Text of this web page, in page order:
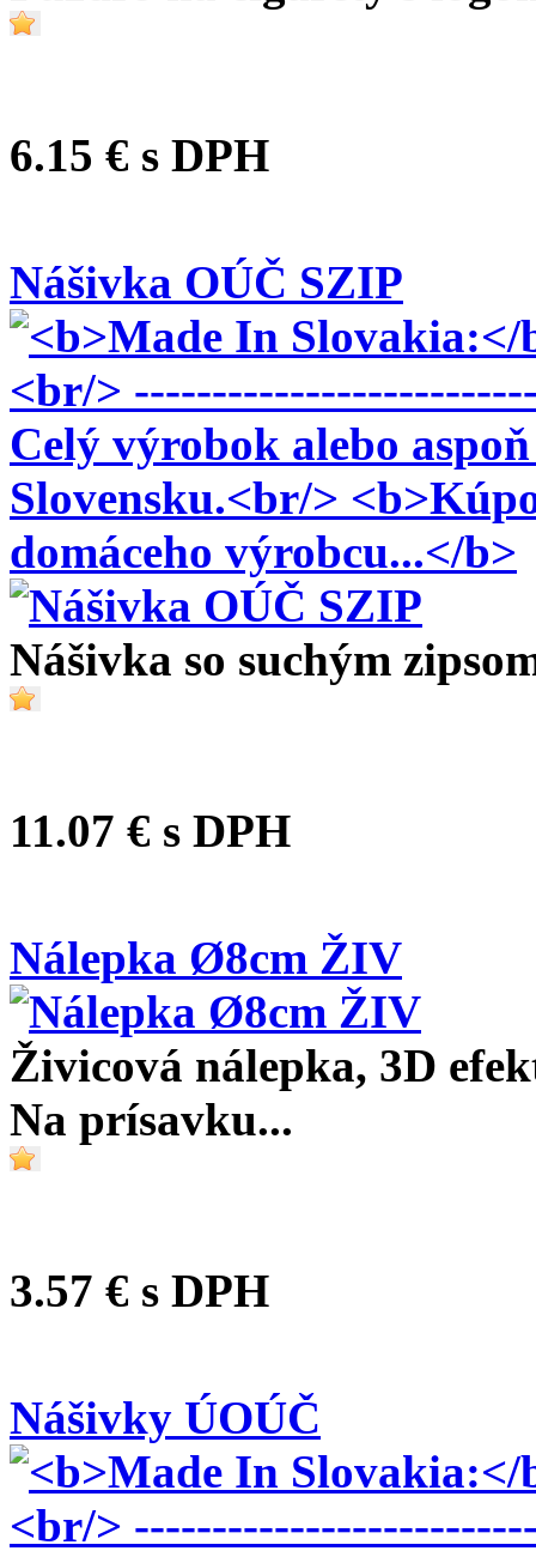
6.15 € s DPH
Nášivka OÚČ SZIP
Nášivka so suchým
11.07 € s DPH
Nálepka Ø8cm ŽIV
Živicová nálepka, 3D
Na prísavku...
3.57 € s DPH
Nášivky ÚOÚČ